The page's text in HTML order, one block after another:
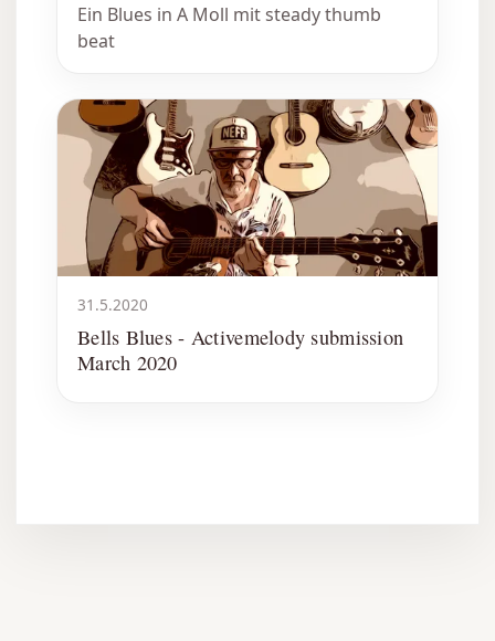
Ein Blues in A Moll mit steady thumb
beat
31.5.2020
Bells Blues - Activemelody submission
March 2020